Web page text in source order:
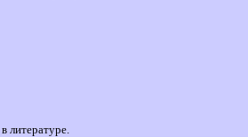
литературе.